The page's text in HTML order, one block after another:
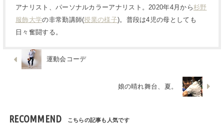
アナリスト、パーソナルカラーアナリスト。2020年4月から杉野
服飾大学の非常勤講師(授業の様子)。普段は4児の母としても
日々奮闘する。
運動会コーデ
娘の晴れ舞台、夏。
RECOMMEND